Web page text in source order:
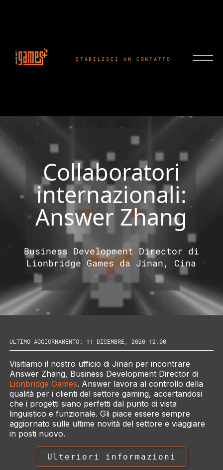
STABILISCI UN CONTATTO
Collaboratori
internazionali:
Answer Zhang
Business Development Director di
Lionbridge Games da Jinan, Cina
ULTIMO AGGIORNAMENTO: 11 DICEMBRE, 2020 12:00
Visitiamo il nostro ufficio di Jinan per incontrare
Answer Zhang, Business Development Director di
Lionbridge Games. Answer lavora al controllo della
qualità per i clienti del settore gaming, accertandosi
che i progetti siano perfetti dal punto di vista
linguistico e funzionale. Gli piace essere sempre
aggiornato sulle ultime novità del settore e viaggiare
in posti nuovo.
Ulteriori informazioni